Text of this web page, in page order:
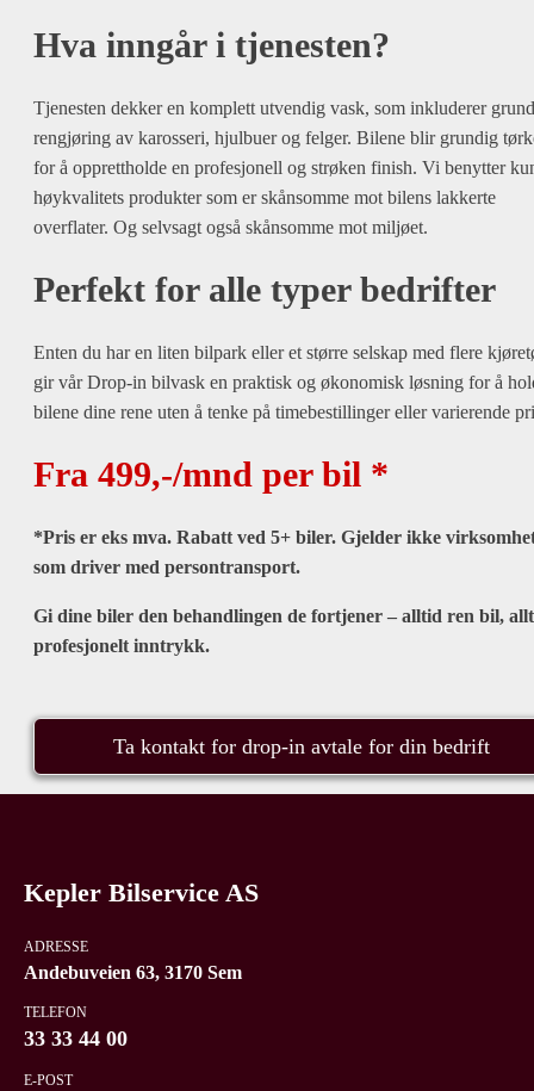
Hva inngår i tjenesten?
Tjenesten dekker en komplett utvendig vask, som inkluderer
rengjøring av karosseri, hjulbuer og felger. Bilene blir grundig
for å opprettholde en profesjonell og strøken finish. Vi benytter
høykvalitets produkter som er skånsomme mot bilens lakkerte
overflater. Og selvsagt også skånsomme mot miljøet.
Perfekt for alle typer bedrifter
Enten du har en liten bilpark eller et større selskap med flere
gir vår Drop-in bilvask en praktisk og økonomisk løsning for å
bilene dine rene uten å tenke på timebestillinger eller varierende
Fra 499,-/mnd per bil *
*Pris er eks mva. Rabatt ved 5+ biler. Gjelder ikke
som driver med persontransport.
Gi dine biler den behandlingen de fortjener – alltid ren bil,
profesjonelt inntrykk.
Ta kontakt for drop-in avtale for din bedrift
Kepler Bilservice AS
ADRESSE
Andebuveien 63, 3170 Sem
TELEFON
33 33 44 00
E-POST